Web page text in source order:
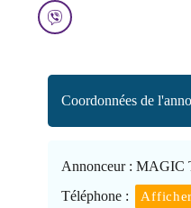
Coordonnées de
Annonceur : MAGIC
Téléphone :